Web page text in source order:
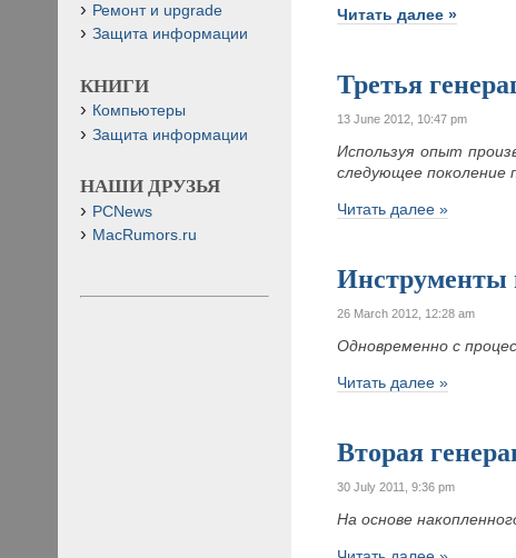
Читать далее »
Третья
13 June 2012, 10:47 pm
Используя опыт
следующее поколение
Читать далее »
Инструменты
26 March 2012, 12:28 am
Одновременно с
Читать далее »
Вторая
30 July 2011, 9:36 pm
На основе
Ремонт и upgrade
Защита информации
КНИГИ
Компьютеры
Защита информации
НАШИ ДРУЗЬЯ
PCNews
MacRumors.ru